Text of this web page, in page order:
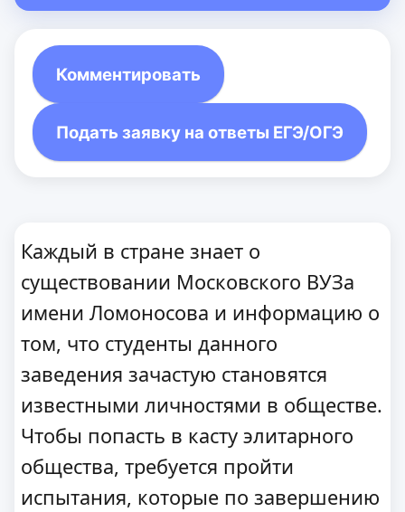
Комментировать
Подать заявку на ответы ЕГЭ/ОГЭ
Каждый в стране знает о
существовании Московского ВУЗа
имени Ломоносова и информацию о
том, что студенты данного
заведения зачастую становятся
известными личностями в обществе.
Чтобы попасть в касту элитарного
общества, требуется пройти
испытания, которые по завершению